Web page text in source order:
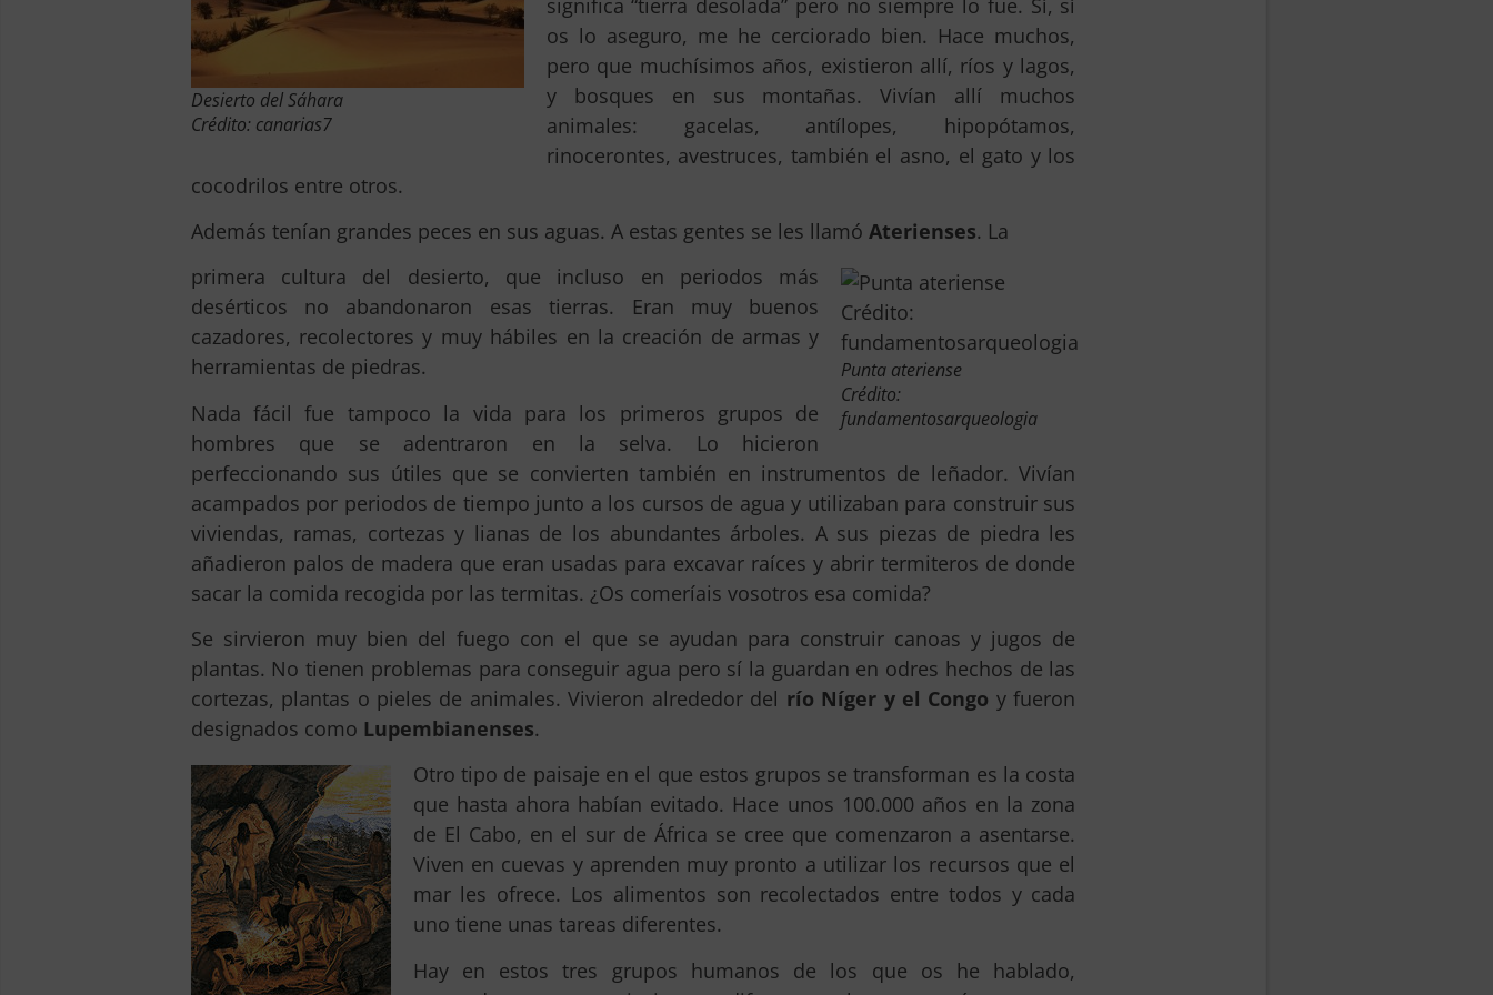
Desierto del Sáhara
Crédito: canarias7
os lo aseguro, me he cerciorado bien. Hace muchos,
pero que muchísimos años, existieron allí, ríos y lagos,
y bosques en sus montañas. Vivían allí muchos
animales: gacelas, antílopes, hipopótamos,
rinocerontes, avestruces, también el asno, el gato y los
cocodrilos entre otros.
Además tenían grandes peces en sus aguas. A estas gentes se les llamó Aterienses. La
Punta ateriense
Crédito:
fundamentosarqueologia
primera cultura del desierto, que incluso en periodos más
desérticos no abandonaron esas tierras. Eran muy buenos
cazadores, recolectores y muy hábiles en la creación de armas y
herramientas de piedras.
Nada fácil fue tampoco la vida para los primeros grupos de
hombres que se adentraron en la selva. Lo hicieron
perfeccionando sus útiles que se convierten también en instrumentos de leñador. Vivían
acampados por periodos de tiempo junto a los cursos de agua y utilizaban para construir sus
viviendas, ramas, cortezas y lianas de los abundantes árboles. A sus piezas de piedra les
añadieron palos de madera que eran usadas para excavar raíces y abrir termiteros de donde
sacar la comida recogida por las termitas. ¿Os comeríais vosotros esa comida?
Se sirvieron muy bien del fuego con el que se ayudan para construir canoas y jugos de
plantas. No tienen problemas para conseguir agua pero sí la guardan en odres hechos de las
cortezas, plantas o pieles de animales. Vivieron alrededor del río Níger y el Congo y fueron
designados como Lupembianenses.
Otro tipo de paisaje en el que estos grupos se transforman es la costa
que hasta ahora habían evitado. Hace unos 100.000 años en la zona
de El Cabo, en el sur de África se cree que comenzaron a asentarse.
Viven en cuevas y aprenden muy pronto a utilizar los recursos que el
mar les ofrece. Los alimentos son recolectados entre todos y cada
uno tiene unas tareas diferentes.
Hay en estos tres grupos humanos de los que os he hablado,